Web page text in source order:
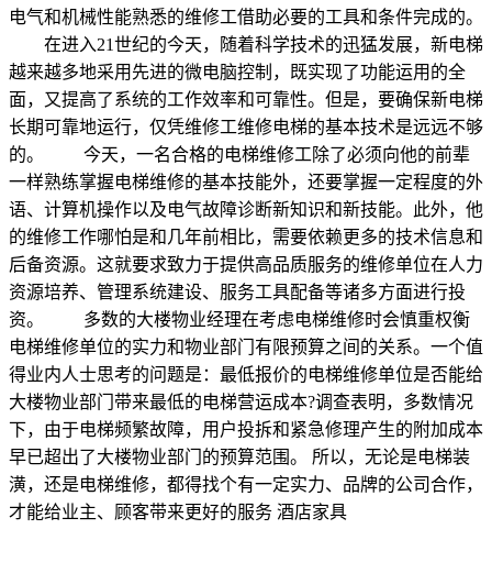
电气和机械性能熟悉的维修工借助必要的工具和条件完成的。
在进入21世纪的今天，随着科学技术的迅猛发展，新电梯
越来越多地采用先进的微电脑控制，既实现了功能运用的全
面，又提高了系统的工作效率和可靠性。但是，要确保新电梯
长期可靠地运行，仅凭维修工维修电梯的基本技术是远远不够
的。 今天，一名合格的电梯维修工除了必须向他的前辈
一样熟练掌握电梯维修的基本技能外，还要掌握一定程度的外
语、计算机操作以及电气故障诊断新知识和新技能。此外，他
的维修工作哪怕是和几年前相比，需要依赖更多的技术信息和
后备资源。这就要求致力于提供高品质服务的维修单位在人力
资源培养、管理系统建设、服务工具配备等诸多方面进行投
资。 多数的大楼物业经理在考虑电梯维修时会慎重权衡
电梯维修单位的实力和物业部门有限预算之间的关系。一个值
得业内人士思考的问题是：最低报价的电梯维修单位是否能给
大楼物业部门带来最低的电梯营运成本?调查表明，多数情况
下，由于电梯频繁故障，用户投拆和紧急修理产生的附加成本
早已超出了大楼物业部门的预算范围。 所以，无论是电梯装
潢，还是电梯维修，都得找个有一定实力、品牌的公司合作，
才能给业主、顾客带来更好的服务 酒店家具